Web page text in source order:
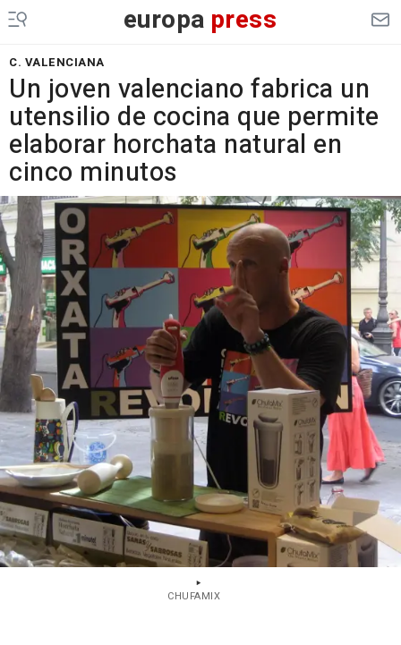
europa press
C. VALENCIANA
Un joven valenciano fabrica un
utensilio de cocina que permite
elaborar horchata natural en
cinco minutos
CHUFAMIX